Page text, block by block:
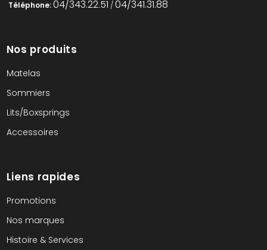
Téléphone: 04/343.22.51 /04/341.31.88
Nos produits
Matelas
Sommiers
Lits/Boxsprings
Accessoires
Liens rapides
Promotions
Nos marques
Histoire & Services